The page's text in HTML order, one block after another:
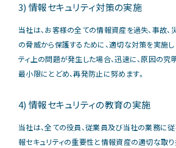
3) 情報セキュリティ対策の実施
当社は、お客様の全ての情報資産を過失、事故、
の脅威から保護するために、適切な対策を実施し
ティ上の問題が発生した場合、迅速に、原因の究
最小限にとどめ、再発防止に努めます。
4) 情報セキュリティの教育の実施
当社は、全ての役員、従業員及び当社の業務に
報セキュリティの重要性と情報資産の適切な取